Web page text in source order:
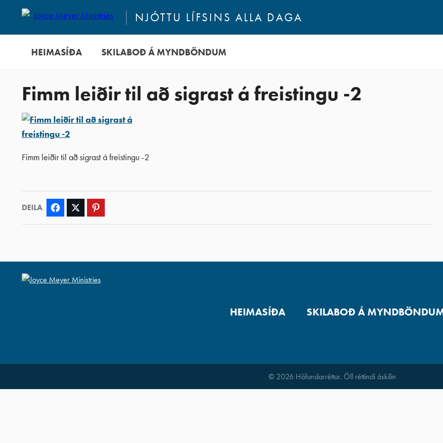
NJÓTTU LÍFSINS ALLA DAGA
HEIMASÍÐA SKILABOÐ Á MYNDBÖNDUM
Fimm leiðir til að sigrast á freistingu -2
Fimm leiðir til að sigrast á freistingu -2
DEILA Facebook Twitter
HEIMASÍÐA SKILABOÐ Á
© 2026 Höfundarréttur. Öll réttindi áskilin